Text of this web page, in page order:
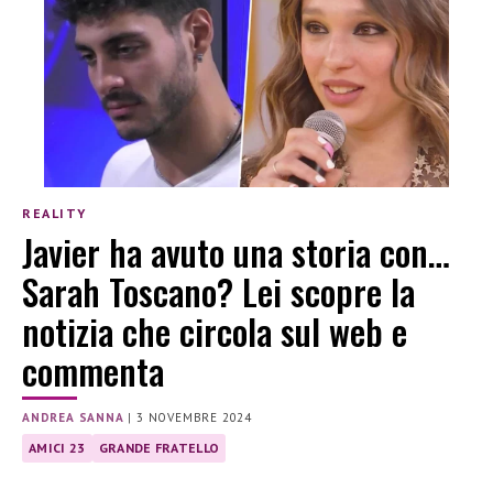
REALITY
Javier ha avuto una storia con…
Sarah Toscano? Lei scopre la
notizia che circola sul web e
commenta
ANDREA SANNA |3 NOVEMBRE 2024
AMICI 23 GRANDE FRATELLO